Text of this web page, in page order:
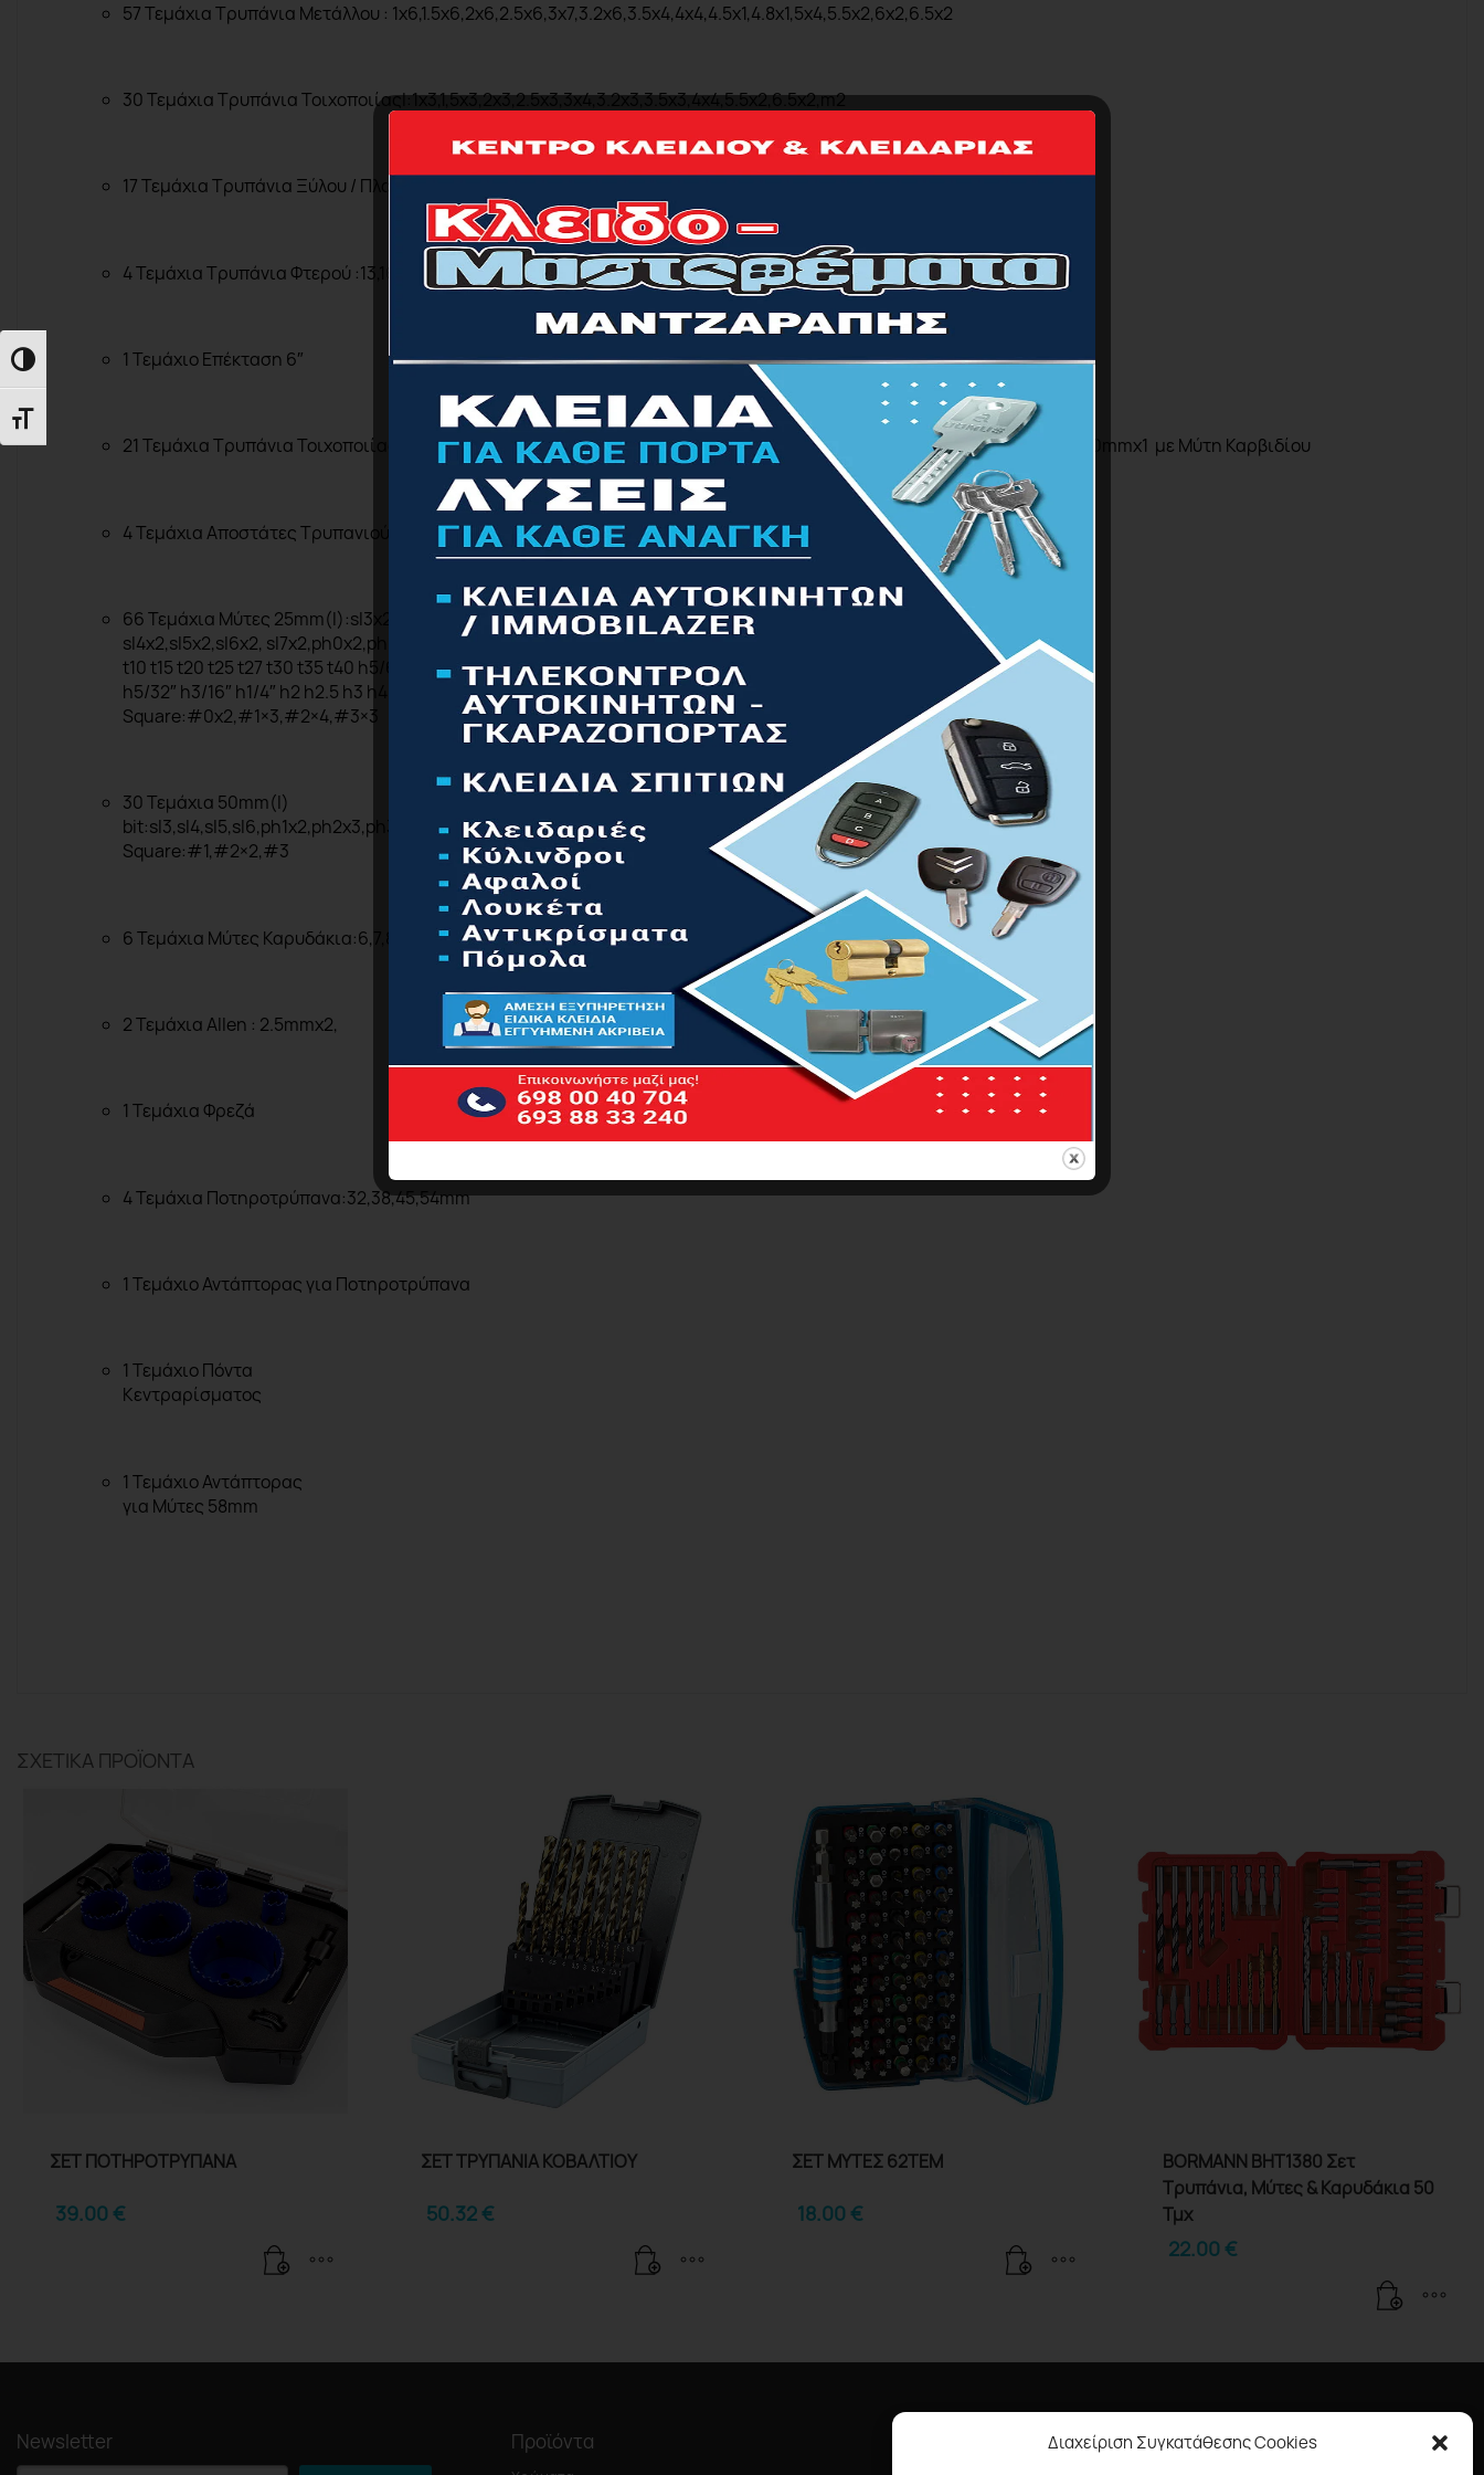
Διαχείριση Συγκατάθεσης Cookies
Εναλλαγή Υψηλής Αντίθεσης
Εναλλαγή Μεγέθους Γραμμάτων
57 Τεμάχια Τρυπάνια Μετάλλου : 1x6,1.5x6,2x6,2.5x6,3x7,3.2x6,3.5x4,4x4,4.5x1,4.8x1,5x4,5.5x2,6x2,6.5x2
30 Τεμάχια Τρυπάνια Τοιχοποιίαςl:1x3,1,5x3,2x3,2.5x3,3x4,3.2x3,3.5x3,4x4,5.5x2,6.5x2,m2
17 Τεμάχια Τρυπάνια Ξύλου / Πλαστικού :3
4ΤεμάχιαΤρυπάνιαΦτερού :13,16,19,22
1 ΤεμάχιοΕπέκταση 6″
21 Τεμάχια Τρυπάνια Τοιχοποιίας :3 mmx2,4 mmx2, 4.5mmx2,5 mmx2,5.5mmx2,6mmx 3,6.5 mmx3,8mmx1,9 mmx1 με Μύτη Καρβιδίου
4ΤεμάχιαΑποστάτεςΤρυπανιού :3,5,6,8mm
66Τεμάχια Μύτες 25mm(l):sl3x2,
sl4x2,sl5x2,sl6x2, sl7x2,ph0x2,ph1x3,ph2x4,ph3x3,pz0x2,pz1x3,pz2x4,pz3x3
t10 t15 t20 t25 t27 t30 t35 t40 h5/64″ h3/32″ h1/8″
h5/32″ h3/16″ h1/4″ h2 h2.5 h3 h4 h5 h6
Square:#0x2,#1×3,#2×4,#3×3
30Τεμάχια 50mm(l)
bit:sl3,sl4,sl5,sl6,ph1x2,ph2x3,ph3x2,pz1x2,pz2x3,pz3x2 ,t15,t20,t25,t30,h3,h4,h5,h6,
Square:#1,#2×2,#3
6 Τεμάχια Μύτες Καρυδάκια:6,7,8,9,10,11mm,cr–v
2ΤεμάχιαAllen : 2.5mmx2,
1 Τεμάχια Φρεζά
4Τεμάχια Ποτηροτρύπανα:32,38,45,54mm
1 ΤεμάχιοΑντάπτορας για Ποτηροτρύπανα
1 Τεμάχιο Πόντα
Κεντραρίσματος
1 Τεμάχιο Αντάπτορας
για Μύτες 58mm
ΣΧΕΤΙΚΆ ΠΡΟΪΌΝΤΑ
ΣΕΤ ΠΟΤΗΡΟΤΡΥΠΑΝΑ
39.00€
ΣΕΤ ΤΡΥΠΑΝΙΑ ΚΟΒΑΛΤΙΟΥ
50.32€
ΣΕΤ ΜΥΤΕΣ 62ΤΕΜ
18.00€
BORMANN BHT1380 Σετ
Τρυπάνια, Μύτες & Καρυδάκια 50
Τμχ
22.00€
Newsletter Προϊόντα Πληροφορίες